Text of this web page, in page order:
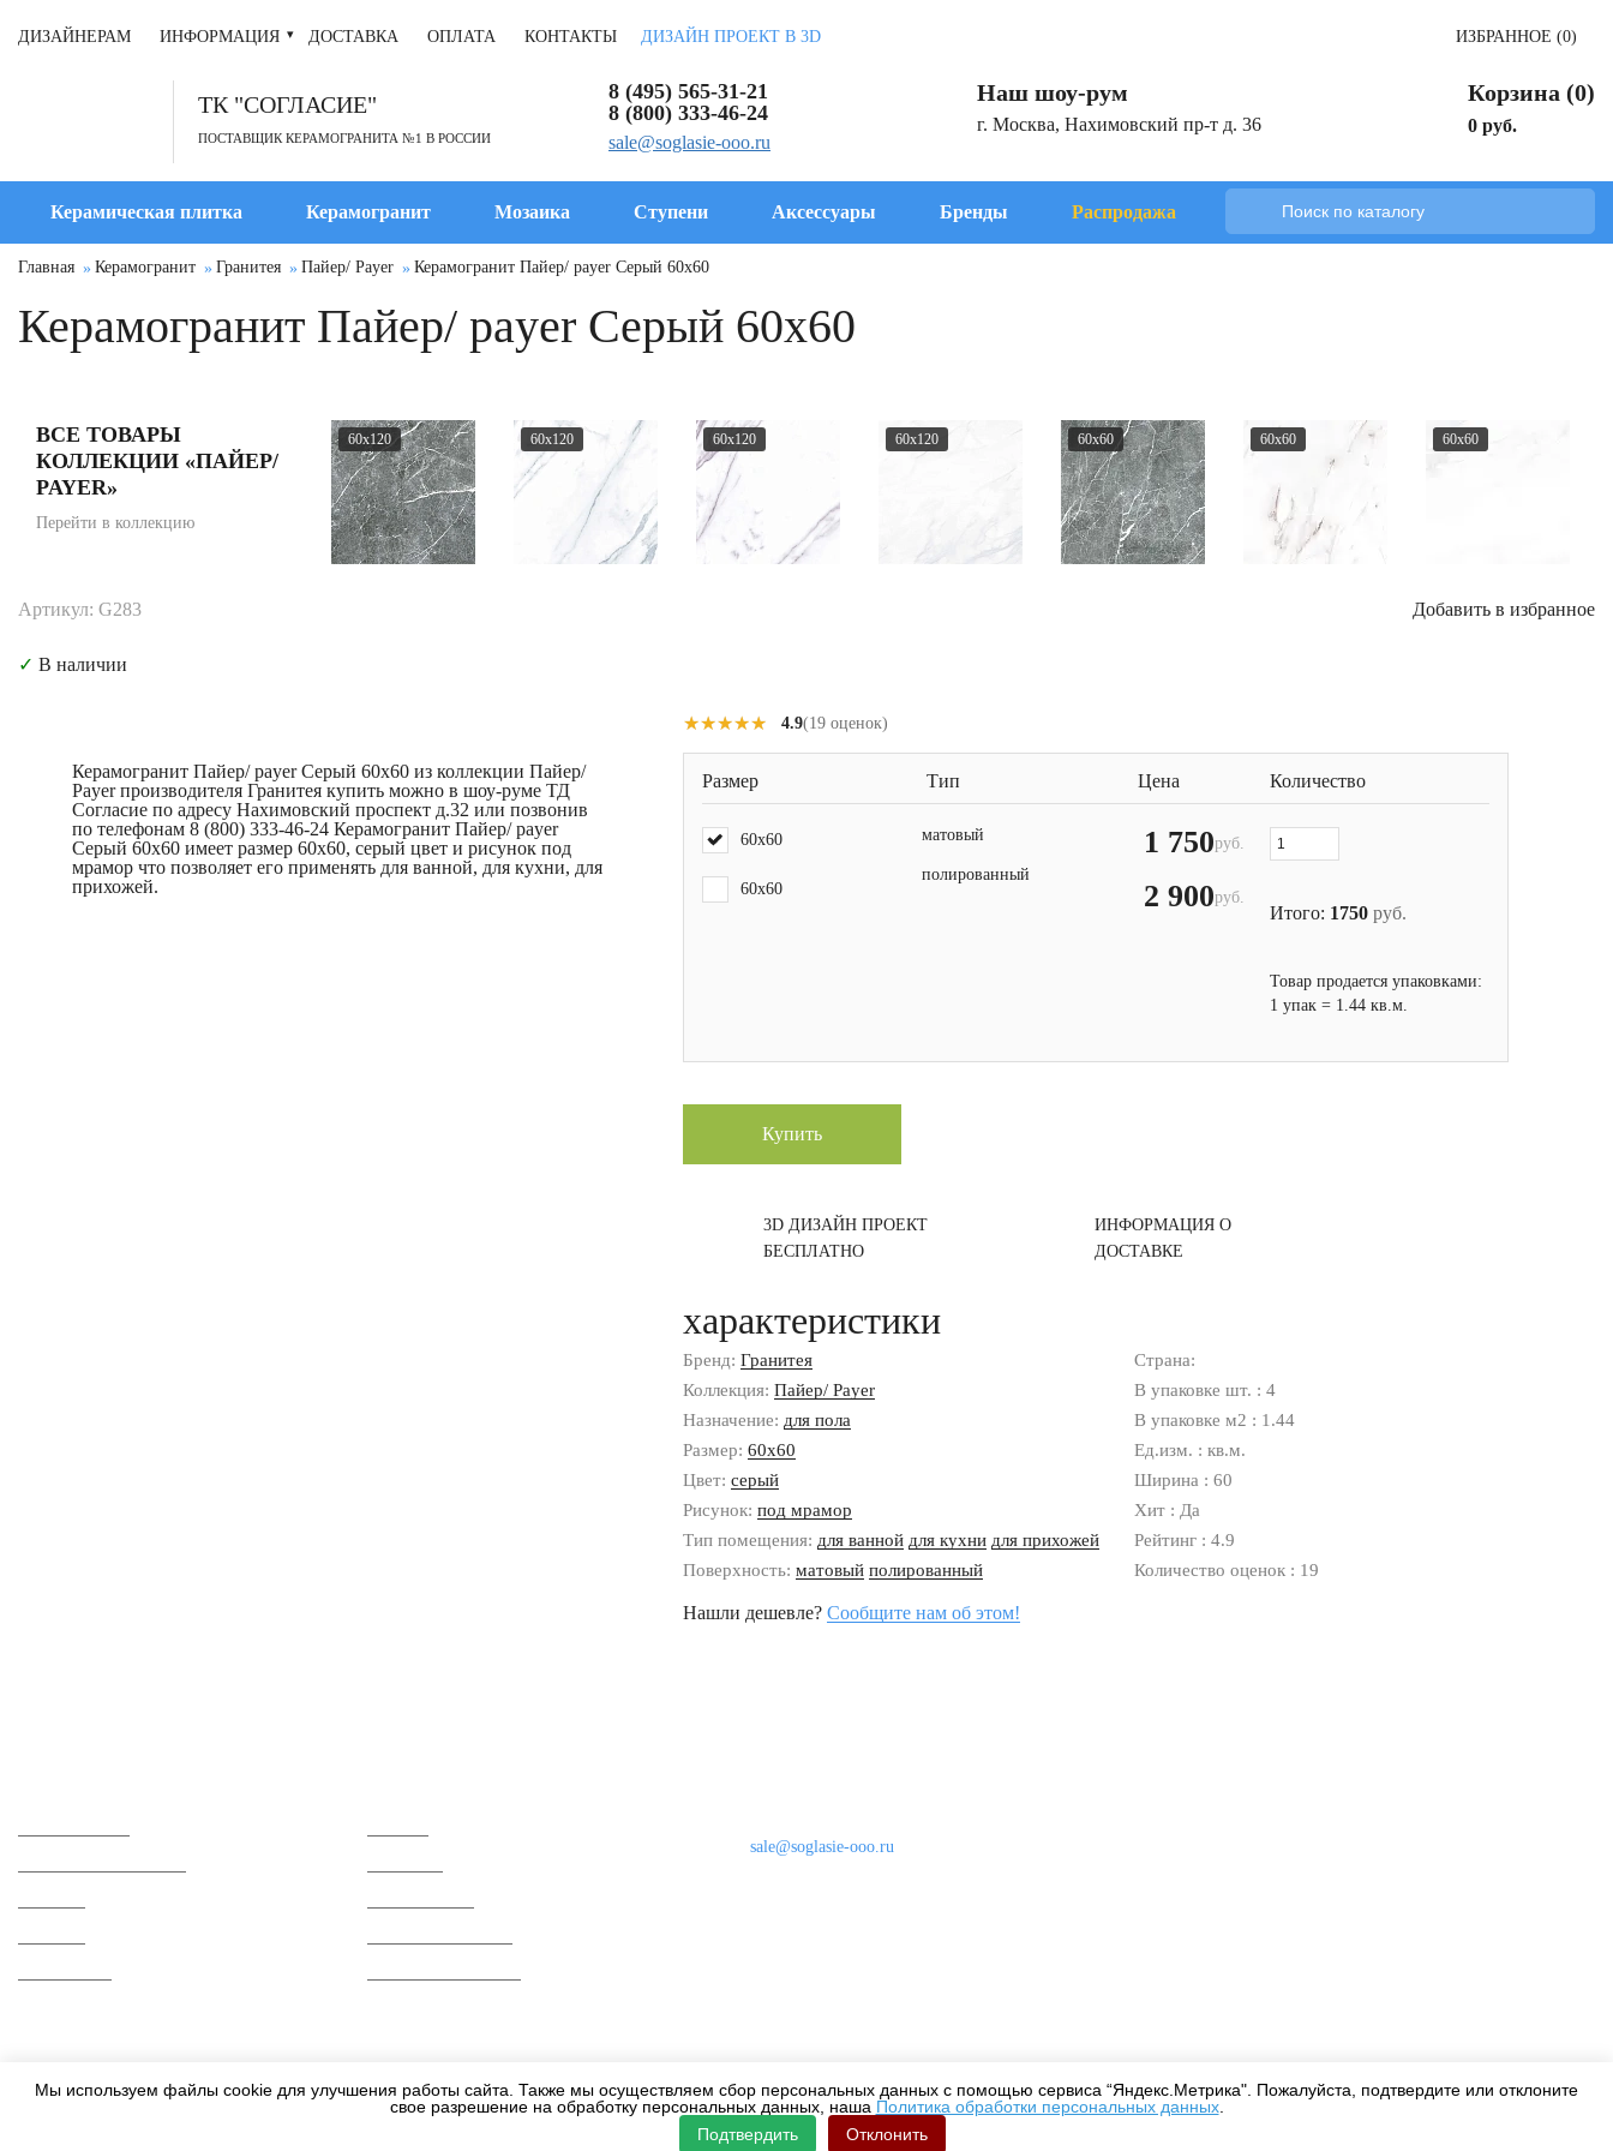
ДИЗАЙНЕРАМ ИНФОРМАЦИЯ ДОСТАВКА ОПЛАТА КОНТАКТЫ ДИЗАЙН ПРОЕКТ В 3D ИЗБРАННОЕ (0)
ТК "СОГЛАСИЕ"
ПОСТАВЩИК КЕРАМОГРАНИТА №1 В РОССИИ
8 (495) 565-31-21
8 (800) 333-46-24
sale@soglasie-ooo.ru
Наш шоу-рум
г. Москва, Нахимовский пр-т д. 36
Корзина (0)
0 руб.
Керамическая плитка Керамогранит Мозаика Ступени Аксессуары Бренды Распродажа
Главная Керамогранит Гранитея Пайер/ Payer Керамогранит Пайер/ payer Серый 60x60
Керамогранит Пайер/ payer Серый 60x60
ВСЕ ТОВАРЫ
КОЛЛЕКЦИИ «ПАЙЕР/
PAYER»
Перейти в коллекцию
60x120 60x120 60x120 60x120 60x60 60x60 60x60
Артикул: G283 Добавить в избранное
✓ В наличии
Керамогранит Пайер/ payer Серый 60x60 из коллекции Пайер/
Payer производителя Гранитея купить можно в шоу-руме ТД
Согласие по адресу Нахимовский проспект д.32 или позвонив
по телефонам 8 (800) 333-46-24 Керамогранит Пайер/ payer
Серый 60x60 имеет размер 60x60, серый цвет и рисунок под
мрамор что позволяет его применять для ванной, для кухни, для
прихожей.
★★★★★
★★★★★ 4.9(19 оценок)
Размер Тип Цена Количество
60x60
60x60
матовый
полированный
1 750руб.
2 900руб.
Итого: 1750 руб.
Товар продается упаковками:
1 упак = 1.44 кв.м.
Купить
3D ДИЗАЙН ПРОЕКТ
БЕСПЛАТНО
ИНФОРМАЦИЯ О
ДОСТАВКЕ
характеристики
Бренд: Гранитея
Коллекция: Пайер/ Payer
Назначение: для пола
Размер: 60x60
Цвет: серый
Рисунок: под мрамор
Тип помещения: для ванной для кухни для прихожей
Поверхность: матовый полированный
Страна:
В упаковке шт. : 4
В упаковке м2 : 1.44
Ед.изм. : кв.м.
Ширина : 60
Хит : Да
Рейтинг : 4.9
Количество оценок : 19
Нашли дешевле? Сообщите нам об этом!
Мы используем файлы cookie для улучшения работы сайта. Также мы осуществляем сбор персональных данных с помощью сервиса “Яндекс.Метрика". Пожалуйста, подтвердите или отклоните
свое разрешение на обработку персональных данных, наша Политика обработки персональных данных.
Подтвердить
Отклонить
sale@soglasie-ooo.ru